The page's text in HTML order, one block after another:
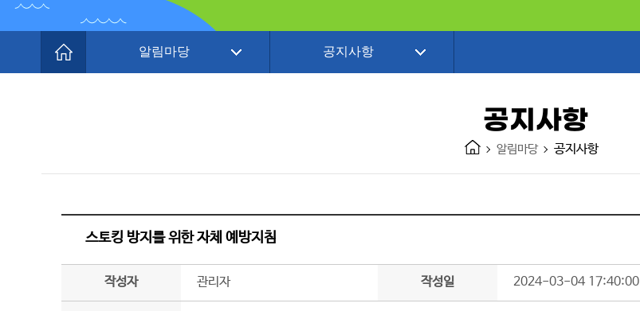
알림마당 공지사항
공지사항
알림마당 공지사항
스토킹 방지를 위한 자체 예방지침
작성자 관리자 작성일 2024-03-04 17:40:00